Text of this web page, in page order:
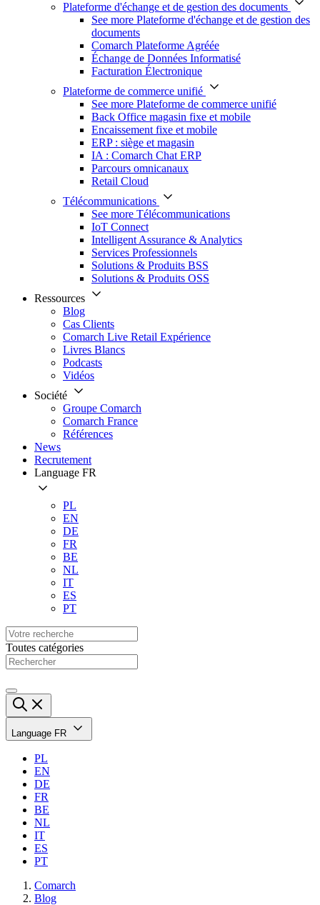
Plateforme d'échange et de gestion des documents
See more Plateforme d'échange et de gestion des
documents
Comarch Plateforme Agréée
Échange de Données Informatisé
Facturation Électronique
Plateforme de commerce unifié
See more Plateforme de commerce unifié
Back Office magasin fixe et mobile
Encaissement fixe et mobile
ERP : siège et magasin
IA : Comarch Chat ERP
Parcours omnicanaux
Retail Cloud
Télécommunications
See more Télécommunications
IoT Connect
Intelligent Assurance & Analytics
Services Professionnels
Solutions & Produits BSS
Solutions & Produits OSS
Ressources
Blog
Cas Clients
Comarch Live Retail Expérience
Livres Blancs
Podcasts
Vidéos
Société
Groupe Comarch
Comarch France
Références
News
Recrutement
Language FR
PL
EN
DE
FR
BE
NL
IT
ES
PT
Toutes catégories
Language FR
PL
EN
DE
FR
BE
NL
IT
ES
PT
Comarch
Blog